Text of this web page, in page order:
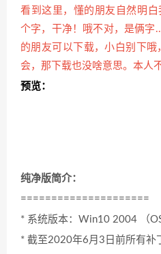
看到这里，懂的朋友自然明
个字，干净！哦不对，是俩字
的朋友可以下载，小白别下
会，那下载也没啥意思。本人
预览：
纯净版简介：
=====================
* 系统版本：Win10 2004 （
* 截至2020年6月3日前所有补丁